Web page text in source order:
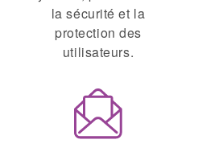
la sécurité et la
protection des
utilisateurs.